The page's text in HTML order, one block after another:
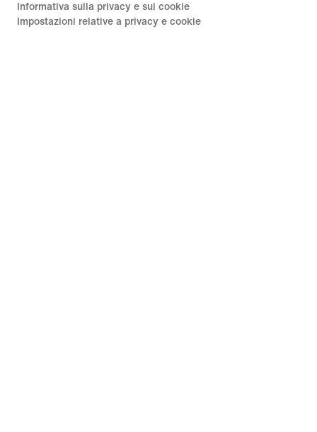
Informativa sulla privacy e sui cookie
Impostazioni relative a privacy e cookie